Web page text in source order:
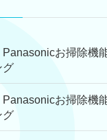
お掃除機
グ
お掃除機
グ